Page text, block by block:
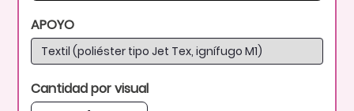
APOYO
Textil (poliéster tipo Jet Tex, ignífugo M1)
Cantidad por visual